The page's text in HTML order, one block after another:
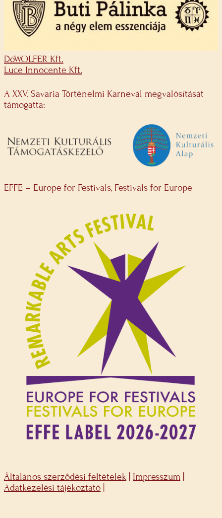
DöWOLFER Kft.
Luce Innocente Kft.
A XXV. Savaria Történelmi Karnevál megvalósítását
támogatta:
EFFE – Europe for Festivals, Festivals for Europe
Általános szerződési feltételek Impresszum
Adatkezelési tájékoztató